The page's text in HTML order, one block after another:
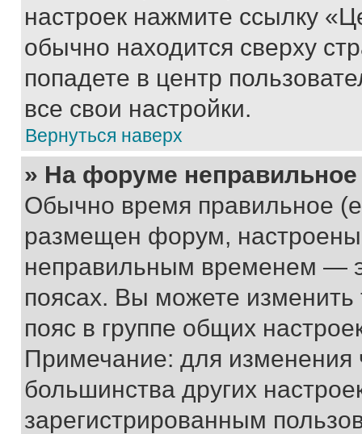
настроек нажмите ссылку
обычно находится сверху
попадете в центр
все свои настройки.
Вернуться наверх
» На форуме
Обычно время правильное
размещен форум, настроены
неправильным временем —
поясах. Вы можете изменить
пояс в группе общих
Примечание: для изменения
большинства других
зарегистрированным